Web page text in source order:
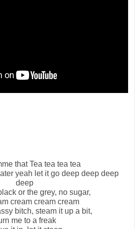
thatTeatea tea tea
yeah let it go deep deep deep
deep
or the grey, no sugar,
cream cream cream
bitch, steam it up a bit,
me to a freak